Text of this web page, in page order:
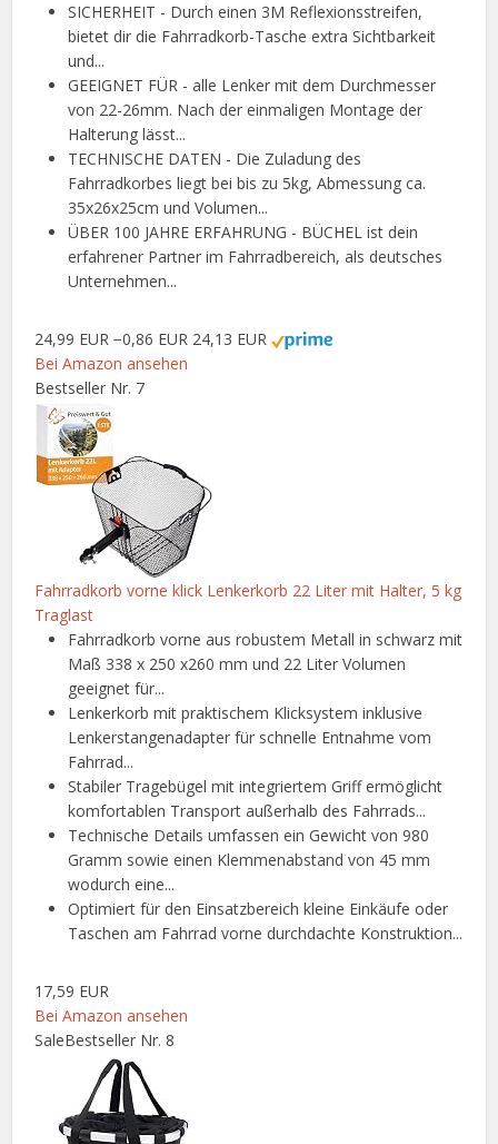
SICHERHEIT - Durch einen 3M Reflexionsstreifen,
bietet dir die Fahrradkorb-Tasche extra Sichtbarkeit
und...
GEEIGNET FÜR - alle Lenker mit dem Durchmesser
von 22-26mm. Nach der einmaligen Montage der
Halterung lässt...
TECHNISCHE DATEN - Die Zuladung des
Fahrradkorbes liegt bei bis zu 5kg, Abmessung ca.
35x26x25cm und Volumen...
ÜBER 100 JAHRE ERFAHRUNG - BÜCHEL ist dein
erfahrener Partner im Fahrradbereich, als deutsches
Unternehmen...
24,99 EUR −0,86 EUR 24,13 EUR
Bei Amazon ansehen
Bestseller Nr. 7
Fahrradkorb vorne klick Lenkerkorb 22 Liter mit Halter, 5 kg
Traglast
Fahrradkorb vorne aus robustem Metall in schwarz mit
Maß 338 x 250 x260 mm und 22 Liter Volumen
geeignet für...
Lenkerkorb mit praktischem Klicksystem inklusive
Lenkerstangenadapter für schnelle Entnahme vom
Fahrrad...
Stabiler Tragebügel mit integriertem Griff ermöglicht
komfortablen Transport außerhalb des Fahrrads...
Technische Details umfassen ein Gewicht von 980
Gramm sowie einen Klemmenabstand von 45 mm
wodurch eine...
Optimiert für den Einsatzbereich kleine Einkäufe oder
Taschen am Fahrrad vorne durchdachte Konstruktion...
17,59 EUR
Bei Amazon ansehen
SaleBestseller Nr. 8